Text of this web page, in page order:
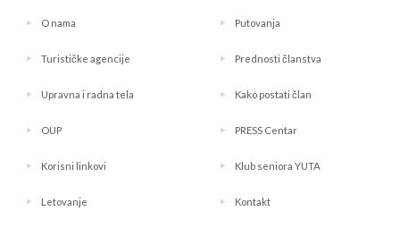
O nama Putovanja
Turističke agencije Prednosti članstva
Upravna i radna tela Kako postati član
OUP PRESS Centar
Korisni linkovi Klub seniora YUTA
Letovanje Kontakt